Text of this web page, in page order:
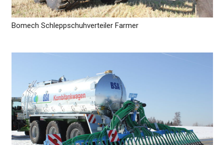
Bomech Schleppschuhverteiler Farmer